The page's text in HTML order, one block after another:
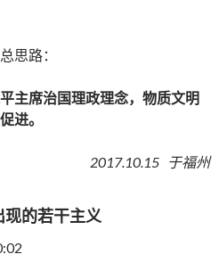
思路：
主席治国理政理念，物质文明
进。
2017.10.15 于福州
现的若干主义